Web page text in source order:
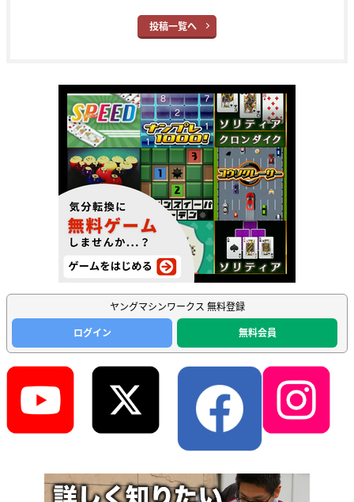
投稿一覧へ
ヤングマシンワークス 無料登録
ログイン
無料会員